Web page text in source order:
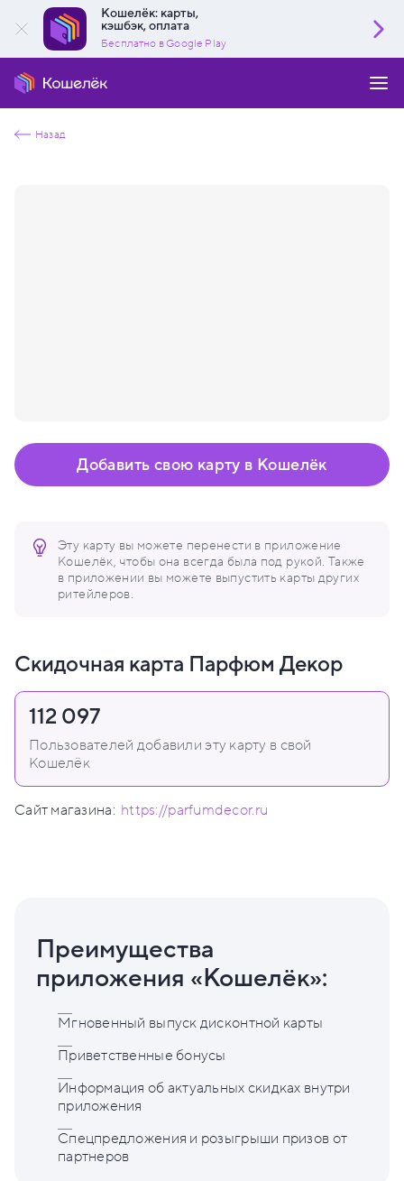
Кошелёк: карты,
кэшбэк, оплата
Бесплатно в Google Play
Назад
Эту карту вы можете перенести в приложение
Кошелёк, чтобы она всегда была под рукой. Также
в приложении вы можете выпустить карты других
ритейлеров.
Добавить свою карту в Кошелёк
Скидочная карта Парфюм Декор
112 097
Пользователей добавили эту карту в свой
Кошелёк
Сайт магазина: https://parfumdecor.ru
Преимущества
приложения «Кошелёк»:
Мгновенный выпуск дисконтной карты
Приветственные бонусы
Информация об актуальных скидках внутри
приложения
Спецпредложения и розыгрыши призов от
партнеров